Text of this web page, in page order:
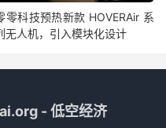
零科技预热新款 HOVERAir 系
无人机，引入模块化设计
- 低空经济